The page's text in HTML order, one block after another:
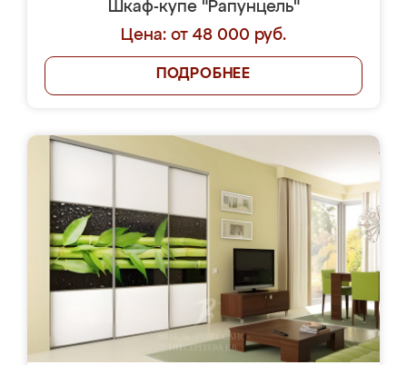
Шкаф-купе "Рапунцель"
Цена: от 48 000 руб.
ПОДРОБНЕЕ